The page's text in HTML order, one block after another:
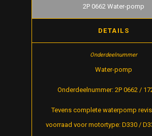
2P 0662 Water-pomp
DETAILS
Water-pomp
Onderdeelnummer: 2P 0662 /
Tevens complete waterpomp
voorraad voor motortype: D330 /